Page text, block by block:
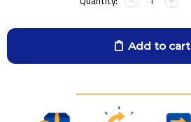
Add to cart